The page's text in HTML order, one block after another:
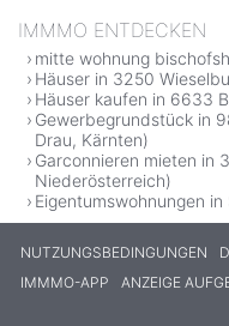
IMMMO ENTDECKEN
mitte wohnung
Häuser in 3250
Häuser kaufen in 6633
Gewerbegrundstück in
Drau, Kärnten)
Garconnieren mieten in
Niederösterreich)
Eigentumswohnungen in
NUTZUNGSBEDINGUNGEN
IMMMO-APP
ANZEIGE